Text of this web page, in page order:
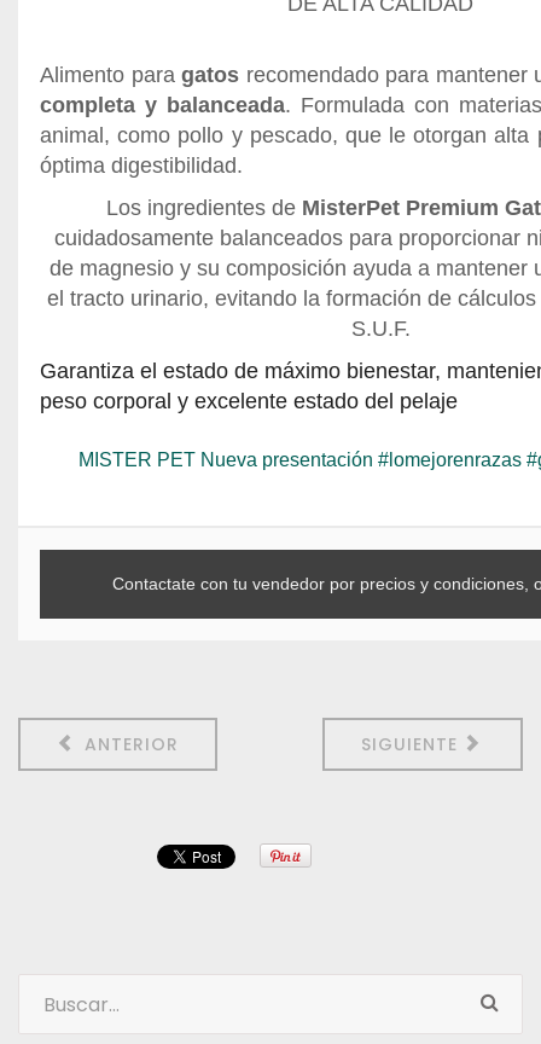
Alimento para gatos recomendado para mantener
completa y balanceada. Formulada con
animal, como pollo y pescado, que le otorgan alta
óptima digestibilidad.
Los ingredientes de MisterPet Premium
cuidadosamente balanceados para proporcionar
de magnesio y su composición ayuda a mantener
el tracto urinario, evitando la formación de
S.U.F.
Garantiza el estado de máximo bienestar,
peso corporal y excelente estado del pelaje
MISTER PET Nueva presentación #lomejorenrazas
Contactate con tu vendedor por precios y condiciones,
ANTERIOR SIGUIENTE